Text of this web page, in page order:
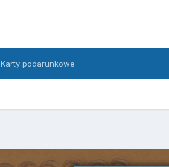
Karty podarunkowe